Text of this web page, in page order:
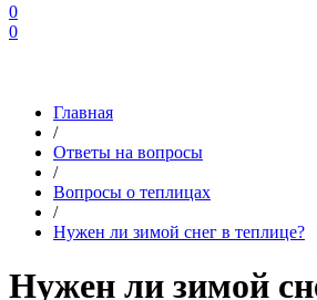
0
0
Главная
/
Ответы на вопросы
/
Вопросы о теплицах
/
Нужен ли зимой снег в теплице?
Нужен ли зимой